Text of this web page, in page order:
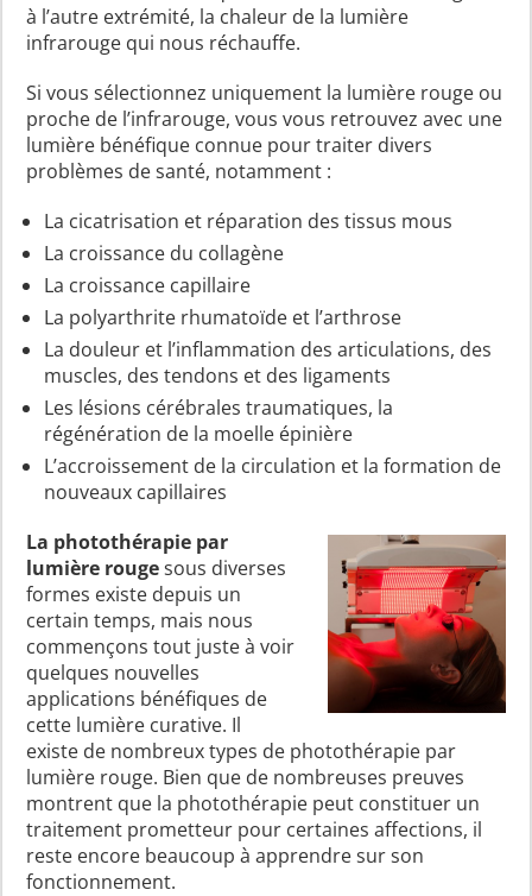
à l’autre extrémité, la chaleur de la lumière
infrarouge qui nous réchauffe.
Si vous sélectionnez uniquement la lumière rouge ou
proche de l’infrarouge, vous vous retrouvez avec une
lumière bénéfique connue pour traiter divers
problèmes de santé, notamment :
La cicatrisation et réparation des tissus mous
La croissance du collagène
La croissance capillaire
La polyarthrite rhumatoïde et l’arthrose
La douleur et l’inflammation des articulations, des
muscles, des tendons et des ligaments
Les lésions cérébrales traumatiques, la
régénération de la moelle épinière
L’accroissement de la circulation et la formation de
nouveaux capillaires
La photothérapie par
lumière rougesous diverses
formes existe depuis un
certain temps, mais nous
commençons tout juste à voir
quelques nouvelles
applications bénéfiques de
cette lumière curative. Il
existe de nombreux types de photothérapie par
lumière rouge. Bien que de nombreuses preuves
montrent que la photothérapie peut constituer un
traitement prometteur pour certaines affections, il
reste encore beaucoup à apprendre sur son
fonctionnement.